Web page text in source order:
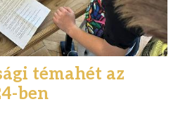
témahét az
ben